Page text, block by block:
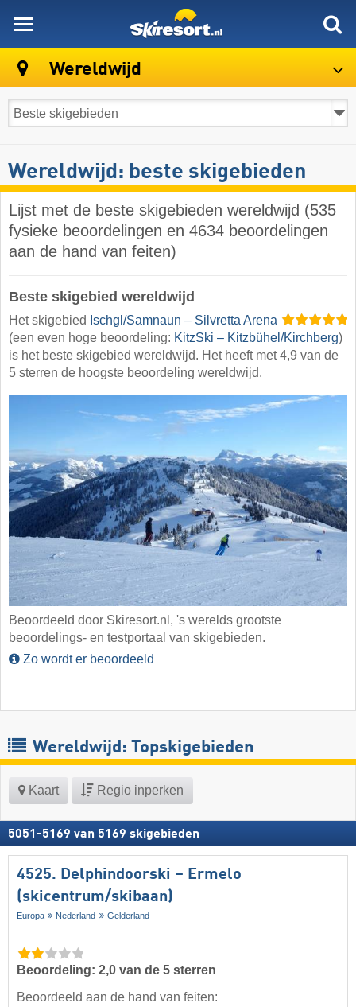
Wereldwijd
Wereldwijd: beste skigebieden
Lijst met de beste skigebieden wereldwijd (535
fysieke beoordelingen en 4634 beoordelingen
aan de hand van feiten)
Beste skigebied wereldwijd
Het skigebied Ischgl/​Samnaun – Silvretta Arena
(een even hoge beoordeling: KitzSki – Kitzbühel/​Kirchberg)
is het beste skigebied wereldwijd. Het heeft met 4,9 van de
5 sterren de hoogste beoordeling wereldwijd.
Beoordeeld door Skiresort.nl, 's werelds grootste
beoordelings- en testportaal van skigebieden.
Zo wordt er beoordeeld
Wereldwijd: Topskigebieden
Kaart Regio inperken
5051 -5169 van 5169 skigebieden
4525. Delphindoorski – Ermelo
(skicentrum/skibaan)
Europa Nederland Gelderland
Beoordeling: 2,0 van de 5 sterren
Beoordeeld aan de hand van feiten: